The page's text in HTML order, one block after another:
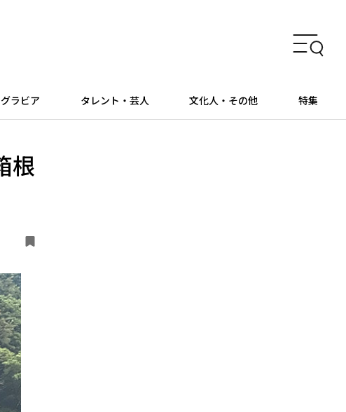
グラビア タレント・芸人 文化人・その他 特集
根